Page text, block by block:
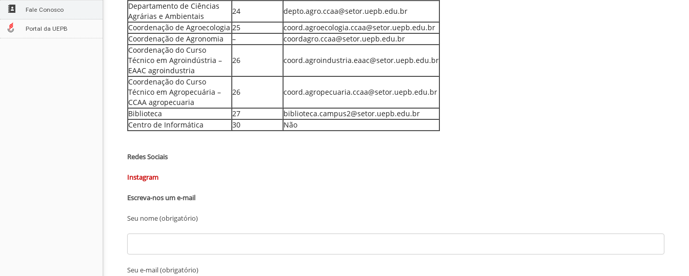
Fale Conosco
Portal da UEPB
Departamento de Ciências
Agrárias e Ambientais
24
depto.agro.ccaa@setor.uepb.edu.br
Coordenação de Agroecologia 25
coord.agroecologia.ccaa@setor.uepb.edu.br
Coordenação de Agronomia
–
coordagro.ccaa@setor.uepb.edu.br
Coordenação do Curso
Técnico em Agroindústria –
EAAC agroindustria
26 coord.agroindustria.eaac@setor.uepb.edu.br
Coordenação do Curso
Técnico em Agropecuária –
CCAA agropecuaria
26 coord.agropecuaria.ccaa@setor.uepb.edu.br
Biblioteca 27
biblioteca.campus2@setor.uepb.edu.br
Centro de Informática
30 Não
Redes Sociais
Instagram
Escreva-nos um e-mail
Seu nome (obrigatório)
Seu e-mail (obrigatório)